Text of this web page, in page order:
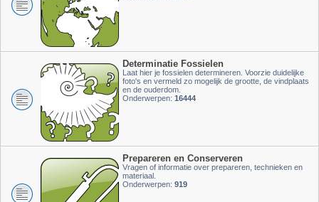
Determinatie Fossielen
Laat hier je fossielen determineren. Voorzie duidelijke
foto's en vermeld zo mogelijk de grootte, de vindplaats
en de ouderdom.
Onderwerpen: 16444
Prepareren en Conserveren
Vragen of informatie over prepareren, technieken en
materiaal.
Onderwerpen: 919